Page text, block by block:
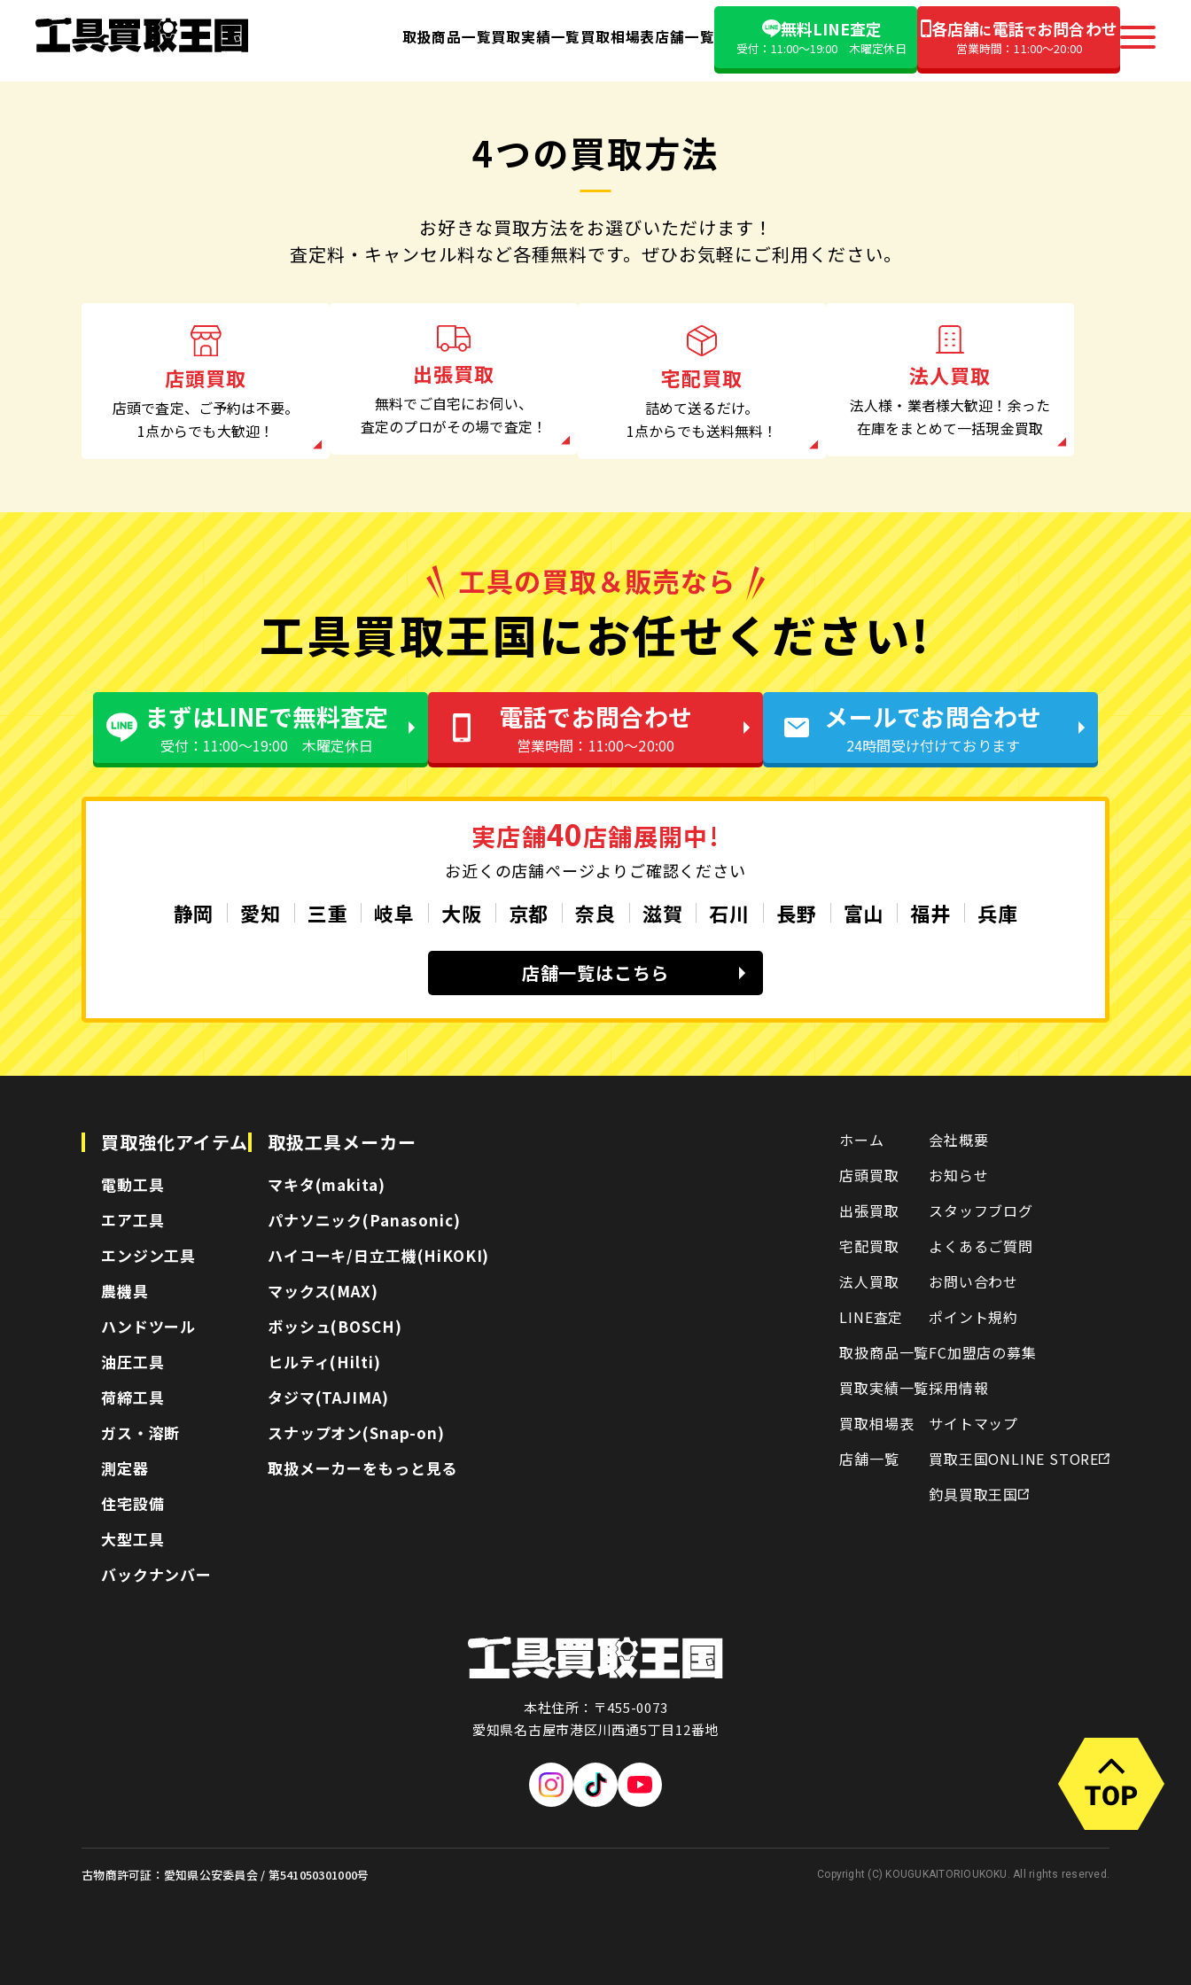
取扱商品一覧買取実績一覧買取相場表店舗一覧 無料LINE査定
受付：11:00〜19:00 木曜定休日
各店舗に電話でお問合わせ
営業時間：11:00〜20:00
4つの買取方法
お好きな買取方法をお選びいただけます！
査定料・キャンセル料など各種無料です。 ぜひお気軽にご利用ください。
店頭買取
店頭で査定、 ご予約は不要。
1点からでも大歓迎！
出張買取
無料でご自宅にお伺い、
査定のプロがその場で査定！
宅配買取
詰めて送るだけ。
1点からでも送料無料！
法人買取
法人様・業者様大歓迎！余った
在庫をまとめて一括現金買取
工具買取王国にお任せください!
まずはLINEで無料査定
受付：11:00〜19:00 木曜定休日
電話でお問合わせ
営業時間：11:00〜20:00
メールでお問合わせ
24時間受け付けております
実店舗40店舗展開中!
お近くの店舗ページよりご確認ください
静岡 愛知 三重 岐阜 大阪 京都 奈良 滋賀 石川 長野 富山 福井 兵庫
店舗一覧はこちら
買取強化アイテム
電動工具
エア工具
エンジン工具
農機具
ハンドツール
油圧工具
荷締工具
ガス・溶断
測定器
住宅設備
大型工具
バックナンバー
取扱工具メーカー
マキタ(makita)
パナソニック(Panasonic)
ハイコーキ/日立工機(HiKOKI)
マックス(MAX)
ボッシュ(BOSCH)
ヒルティ(Hilti)
タジマ(TAJIMA)
スナップオン(Snap-on)
取扱メーカーをもっと見る
ホーム
店頭買取
出張買取
宅配買取
法人買取
LINE査定
取扱商品一覧
買取実績一覧
買取相場表
店舗一覧
会社概要
お知らせ
スタッフブログ
よくあるご質問
お問い合わせ
ポイント規約
FC加盟店の募集
採用情報
サイトマップ
買取王国ONLINE STORE
釣具買取王国
本社住所：〒455-0073
愛知県名古屋市港区川西通5丁目12番地
古物商許可証：愛知県公安委員会 / 第541050301000号 Copyright (C) KOUGUKAITORIOUKOKU. All rights reserved.